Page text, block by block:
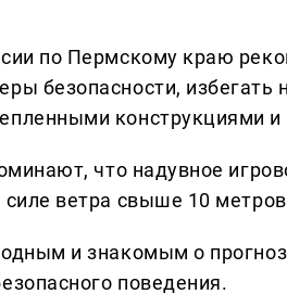
по Пермскому краю
безопасности, избегать
конструкциями и
что надувное
ветра свыше 10 метров
и знакомым о
поведения.